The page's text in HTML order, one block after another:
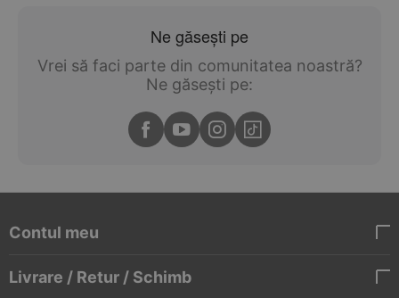
Ne găsești pe
Vrei să faci parte din comunitatea noastră?
Ne găsești pe:
Contul meu
Livrare / Retur / Schimb